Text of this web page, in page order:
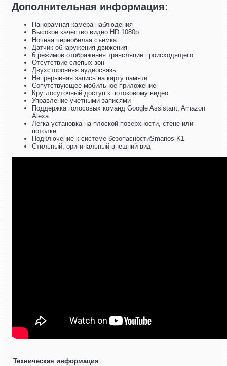
Дополнительная информация:
Панорамная камера наблюдения
Высокое качество видео HD 1080p
Ночная чернобелая съемка
Датчик обнаружения движения
6 режимов отображения трансляции происходящего
Отсутствие слепых зон
Двухсторонняя аудиосвязь
Непрерывная запись на карту памяти
Сопутствующее мобильное приложение
Круглосуточный доступ к потоковому видео
Управление учетными записями
Поддержка голосовых команд Google Assistant, Amazon
Alexa
Легка установка на плоской поверхности, стене или
потолке
Подключение к системе безопасностиSmanos K1
Стильный, оригинальный внешний вид
Техническая информация